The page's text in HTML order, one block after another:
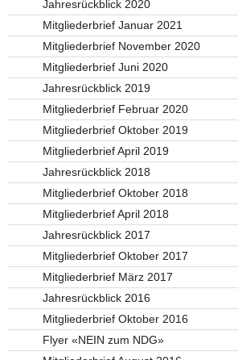
Jahresrückblick 2020
Mitgliederbrief Januar 2021
Mitgliederbrief November 2020
Mitgliederbrief Juni 2020
Jahresrückblick 2019
Mitgliederbrief Februar 2020
Mitgliederbrief Oktober 2019
Mitgliederbrief April 2019
Jahresrückblick 2018
Mitgliederbrief Oktober 2018
Mitgliederbrief April 2018
Jahresrückblick 2017
Mitgliederbrief Oktober 2017
Mitgliederbrief März 2017
Jahresrückblick 2016
Mitgliederbrief Oktober 2016
Flyer «NEIN zum NDG»